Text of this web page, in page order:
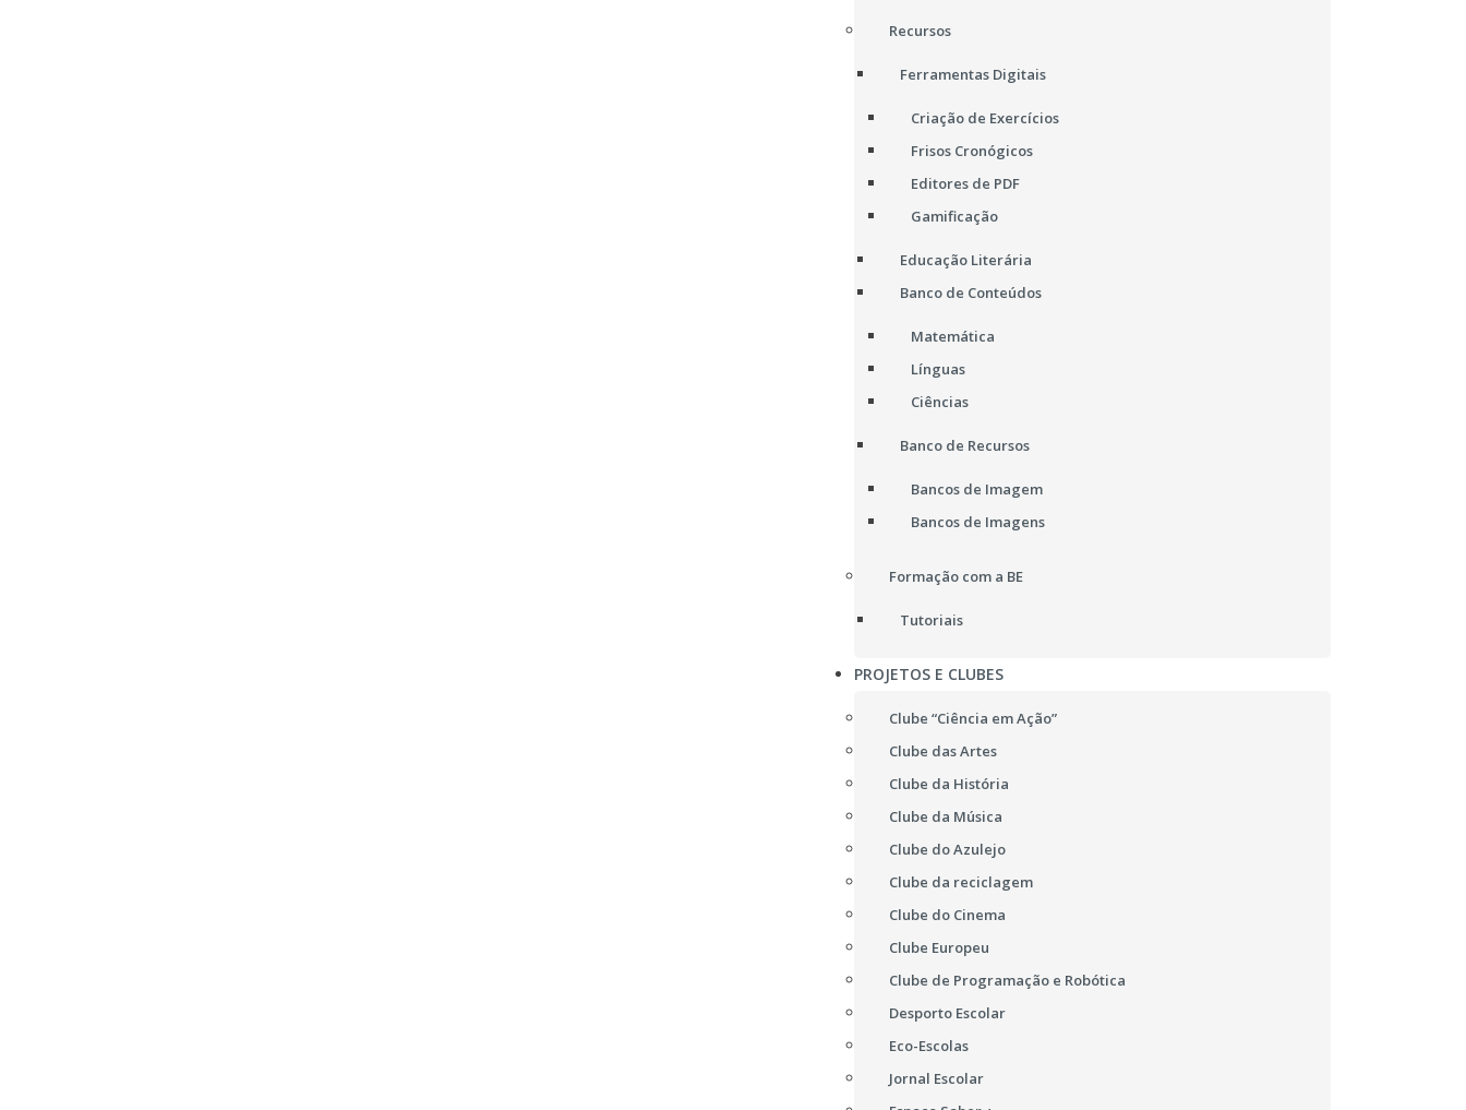
Recursos
Ferramentas Digitais
Criação de Exercícios
Frisos Cronógicos
Editores de PDF
Gamificação
Educação Literária
Banco de Conteúdos
Matemática
Línguas
Ciências
Banco de Recursos
Bancos de Imagem
Bancos de Imagens
Formação com a BE
Tutoriais
PROJETOS E CLUBES
Clube “Ciência em Ação”
Clube das Artes
Clube da História
Clube da Música
Clube do Azulejo
Clube da reciclagem
Clube do Cinema
Clube Europeu
Clube de Programação e Robótica
Desporto Escolar
Eco-Escolas
Jornal Escolar